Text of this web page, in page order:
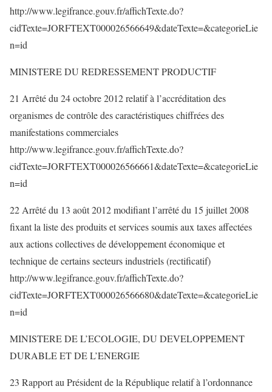
http://www.legifrance.gouv.fr/affichTexte.do?
cidTexte=JORFTEXT000026566649&dateTexte=&categorieLie
n=id
MINISTERE DU REDRESSEMENT PRODUCTIF
21 Arrêté du 24 octobre 2012 relatif à l’accréditation des
organismes de contrôle des caractéristiques chiffrées des
manifestations commerciales
http://www.legifrance.gouv.fr/affichTexte.do?
cidTexte=JORFTEXT000026566661&dateTexte=&categorieLie
n=id
22 Arrêté du 13 août 2012 modifiant l’arrêté du 15 juillet 2008
fixant la liste des produits et services soumis aux taxes affectées
aux actions collectives de développement économique et
technique de certains secteurs industriels (rectificatif)
http://www.legifrance.gouv.fr/affichTexte.do?
cidTexte=JORFTEXT000026566680&dateTexte=&categorieLie
n=id
MINISTERE DE L’ECOLOGIE, DU DEVELOPPEMENT
DURABLE ET DE L’ENERGIE
23 Rapport au Président de la République relatif à l’ordonnance